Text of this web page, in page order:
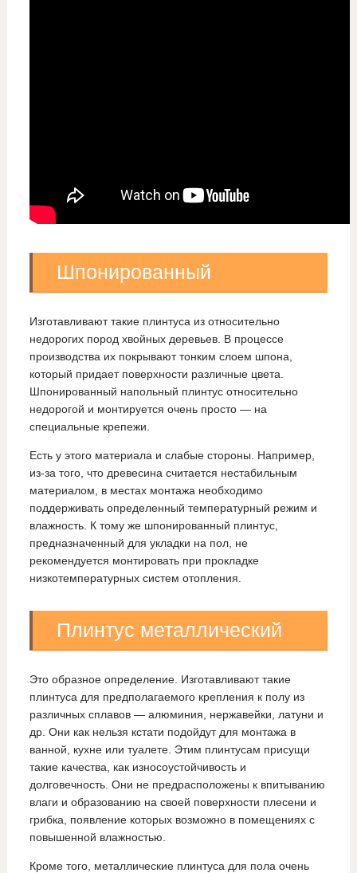
Шпонированный
Изготавливают такие плинтуса из относительно
недорогих пород хвойных деревьев. В процессе
производства их покрывают тонким слоем шпона,
который придает поверхности различные цвета.
Шпонированный напольный плинтус относительно
недорогой и монтируется очень просто — на
специальные крепежи.
Есть у этого материала и слабые стороны. Например,
из-за того, что древесина считается нестабильным
материалом, в местах монтажа необходимо
поддерживать определенный температурный режим и
влажность. К тому же шпонированный плинтус,
предназначенный для укладки на пол, не
рекомендуется монтировать при прокладке
низкотемпературных систем отопления.
Плинтус металлический
Это образное определение. Изготавливают такие
плинтуса для предполагаемого крепления к полу из
различных сплавов — алюминия, нержавейки, латуни и
др. Они как нельзя кстати подойдут для монтажа в
ванной, кухне или туалете. Этим плинтусам присущи
такие качества, как износоустойчивость и
долговечность. Они не предрасположены к впитыванию
влаги и образованию на своей поверхности плесени и
грибка, появление которых возможно в помещениях с
повышенной влажностью.
Кроме того, металлические плинтуса для пола очень